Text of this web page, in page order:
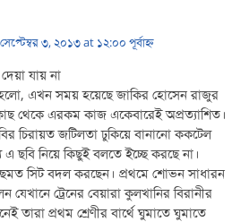
সেপ্টেম্বর ৩, ২০১৩ at ১২:০০ পূর্বাহ্ন
যায় না
হলো, এখন সময় হয়েছে জাকির হোসেন রাজুর
থেকে এরকম কাজ একেবারেই অপ্রত্যাশিত।
চিরায়ত জটিলতা ঢুকিয়ে বানানো ককটেল
নিয়ে কিছুই বলতে ইচ্ছে করছে না।
সিট বদল করছেন। প্রথমে শোভন সাধারন
যেখানে ট্রেনের বেয়ারা কুলখানির বিরানীর
তারা প্রথম শ্রেণীর বার্থে ঘুমাতে ঘুমাতে